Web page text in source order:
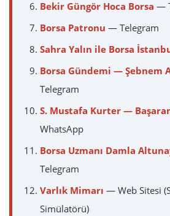
Bekir Güngör Hoca Borsa —
Borsa Patronu — Telegram
Sahra Yalın ile Borsa
Borsa Gündemi — Şebnem
Telegram
S. Mustafa Kurter —
WhatsApp
Borsa Uzmanı Damla
Telegram
Varlık Mimarı — Web Sitesi
Simülatörü)